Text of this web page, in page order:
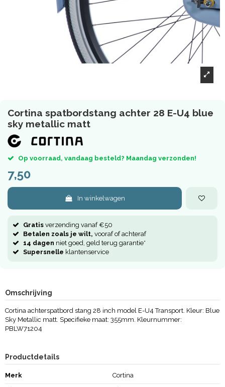
Cortina spatbordstang achter 28 E-U4 blue
sky metallic matt
Op voorraad, vandaag besteld? Maandag verzonden!
7,50
In winkelwagen
Gratis verzending vanaf €50
Betalen zoals je wilt, vooraf of achteraf
14 dagen niet goed, geld terug garantie*
Supersnelle klantenservice
Omschrijving
Cortina achterspatbord stang 28 inch model E-U4 Transport. Kleur: Blue
Sky Metallic matt. Specifieke maat: 355mm. Kleurnummer:
PBLW71204
Productdetails
Merk Cortina